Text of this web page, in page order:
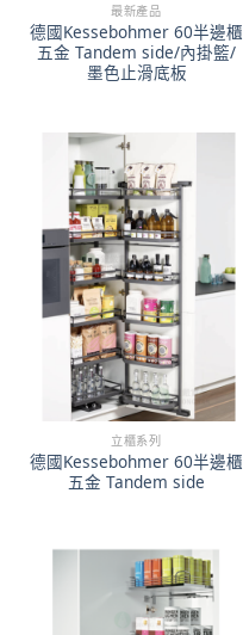
最新產品
德國Kessebohmer 60半邊櫃
五金 Tandem side/內掛籃/
墨色止滑底板
立櫃系列
德國Kessebohmer 60半邊櫃
五金 Tandem side